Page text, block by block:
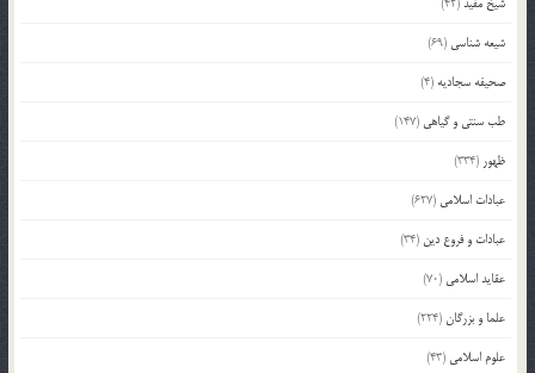
شیعه شناسی (69)
صحیفه سجادیه (4)
طب سنتی و گیاهی (147)
ظهور (334)
عبادات اسلامی (627)
عبادات و فروع دین (34)
عقاید اسلامی (70)
علما و بزرگان(224)
علوم اسلامی (43)